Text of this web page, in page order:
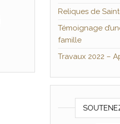
Reliques de
Témoignage
famille
Travaux 2022 –